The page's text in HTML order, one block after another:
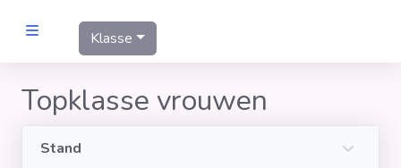
Klasse
Topklasse vrouwen
Stand